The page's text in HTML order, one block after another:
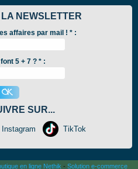
NEWSLETTER
affaires par mail ! *:
5 + 7 ? * :
SUR...
Instagram TikTok
en ligne Nethik - Solution e-commerce